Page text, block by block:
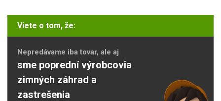
Viete o tom, že:
Nepredávame iba tovar, ale aj
sme poprední výrobcovia
zimných záhrad a
zastrešenia